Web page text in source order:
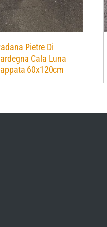
Pietre Di
Cala Luna
60x120cm